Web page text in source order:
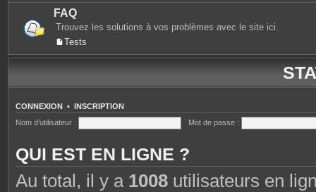
FAQ
Trouvez les solutions à vos problèmes avec le site ici.
Tests
CONNEXION • INSCRIPTION
Nom d’utilisateur :
Mot de passe :
QUI EST EN LIGNE ?
Au total, il y a 1008 utilisateurs en